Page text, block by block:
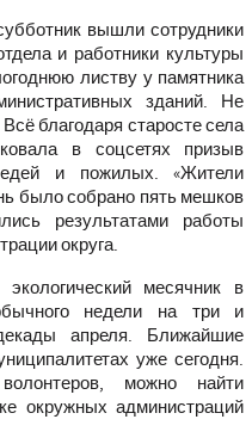
вышли сотрудники
и работники культуры
листву у памятника
зданий. Не
благодаря старосте села
в соцсетях призыв
и пожилых. «Жители
было собрано пять мешков
результатами работы
округа.
месячник в
недели на три и
апреля. Ближайшие
уже сегодня.
можно найти
окружных администраций